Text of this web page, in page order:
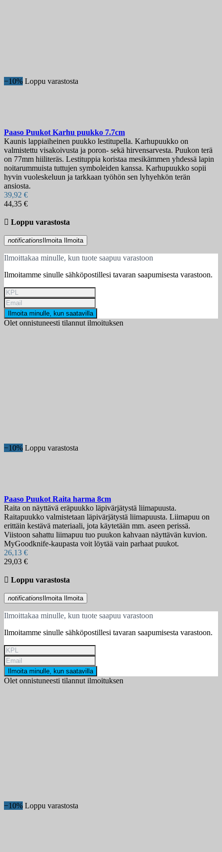
−10% Loppu varastosta
Paaso Puukot Karhu puukko 7.7cm
Kaunis lappiaiheinen puukko lestitupella. Karhupuukko on
valmistettu visakoivusta ja poron- sekä hirvensarvesta. Puukon terä
on 77mm hiiliteräs. Lestituppia koristaa mesikämmen yhdessä lapin
noitarummuista tuttujen symboleiden kanssa. Karhupuukko sopii
hyvin vuoleskeluun ja tarkkaan työhön sen lyhyehkön terän
ansiosta.
39,92 €
44,35 €
 Loppu varastosta
notifications Ilmoita Ilmoita
Ilmoittakaa minulle, kun tuote saapuu varastoon
Ilmoitamme sinulle sähköpostillesi tavaran saapumisesta varastoon.
Ilmoita minulle, kun saatavilla
Olet onnistuneesti tilannut ilmoituksen
−10% Loppu varastosta
Paaso Puukot Raita harma 8cm
Raita on näyttävä eräpuukko läpivärjätystä liimapuusta.
Raitapuukko valmistetaan läpivärjätystä liimapuusta. Liimapuu on
erittäin kestävä materiaali, jota käytetään mm. aseen perissä.
Viistoon sahattu liimapuu tuo puukon kahvaan näyttävän kuvion.
MyGoodknife-kaupasta voit löytää vain parhaat puukot.
26,13 €
29,03 €
 Loppu varastosta
notifications Ilmoita Ilmoita
Ilmoittakaa minulle, kun tuote saapuu varastoon
Ilmoitamme sinulle sähköpostillesi tavaran saapumisesta varastoon.
Ilmoita minulle, kun saatavilla
Olet onnistuneesti tilannut ilmoituksen
−10% Loppu varastosta